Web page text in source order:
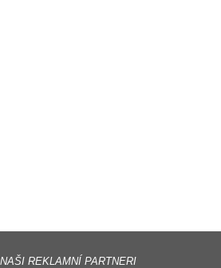
NAŠI REKLAMNÍ PARTNERI